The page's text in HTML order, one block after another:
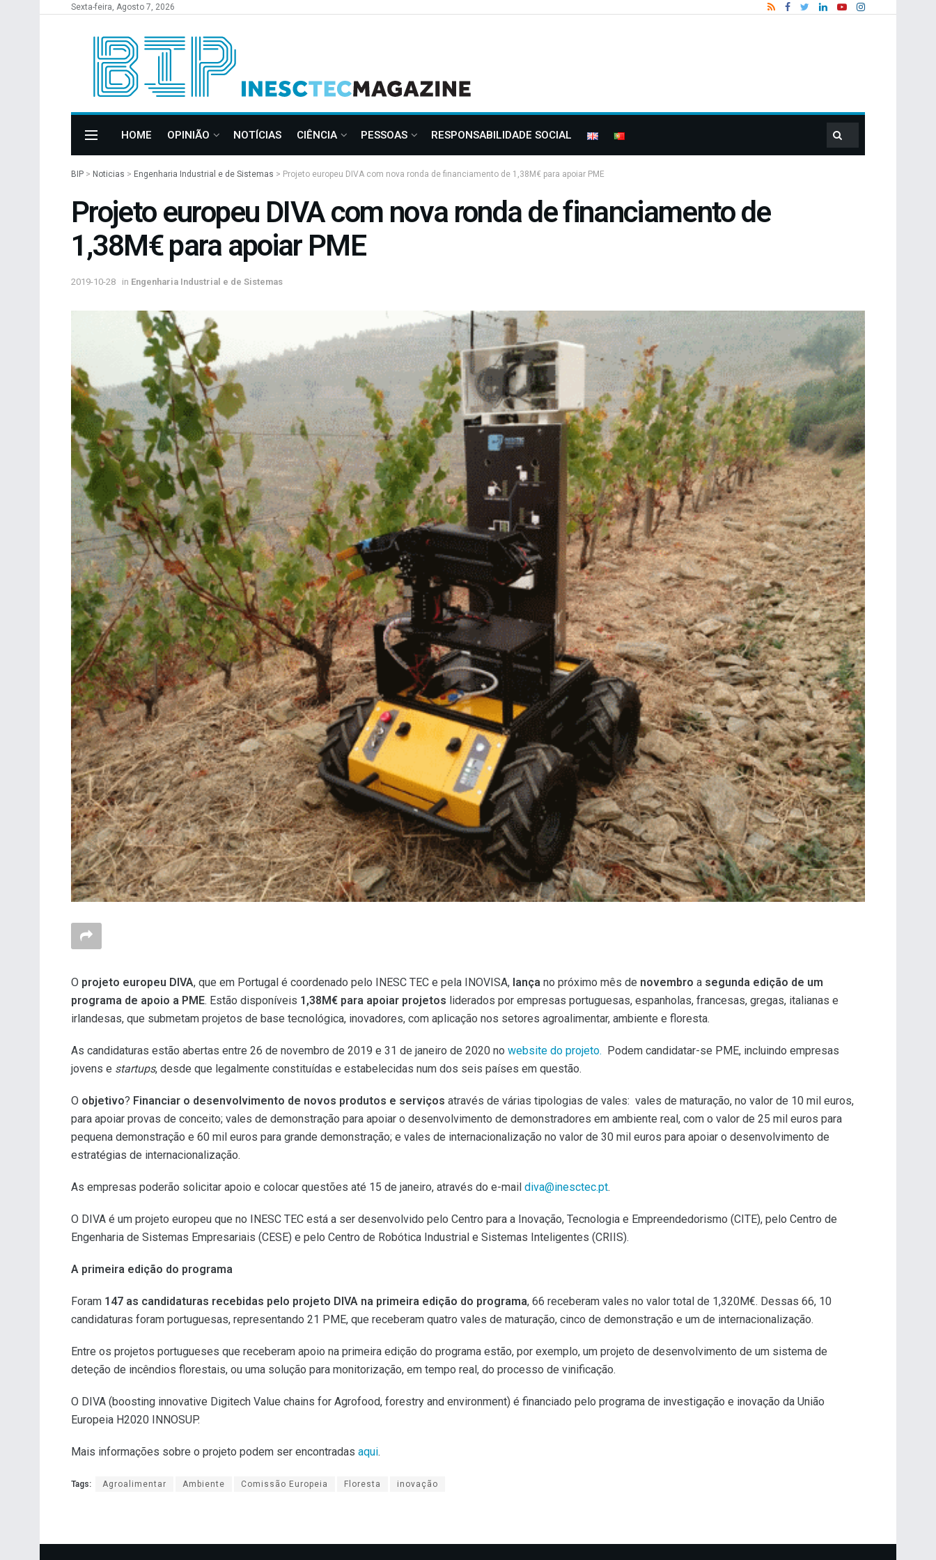
Sexta-feira, Agosto 7, 2026
HOME OPINIÃO NOTÍCIAS CIÊNCIA PESSOAS RESPONSABILIDADE SOCIAL
BIP > Noticias > Engenharia Industrial e de Sistemas > Projeto europeu DIVA com nova ronda de financiamento de 1,38M€ para apoiar PME
Projeto europeu DIVA com nova ronda de financiamento de
1,38M€ para apoiar PME
2019-10-28 in Engenharia Industrial e de Sistemas
O projeto europeu DIVA, que em Portugal é coordenado pelo INESC TEC e pela INOVISA, lança no próximo mês de novembro a segunda edição de um
programa de apoio a PME. Estão disponíveis 1,38M€ para apoiar projetos liderados por empresas portuguesas, espanholas, francesas, gregas, italianas e
irlandesas, que submetam projetos de base tecnológica, inovadores, com aplicação nos setores agroalimentar, ambiente e floresta.
As candidaturas estão abertas entre 26 de novembro de 2019 e 31 de janeiro de 2020 no website do projeto. Podem candidatar-se PME, incluindo empresas
jovens e startups, desde que legalmente constituídas e estabelecidas num dos seis países em questão.
O objetivo? Financiar o desenvolvimento de novos produtos e serviços através de várias tipologias de vales: vales de maturação, no valor de 10 mil euros,
para apoiar provas de conceito; vales de demonstração para apoiar o desenvolvimento de demonstradores em ambiente real, com o valor de 25 mil euros para
pequena demonstração e 60 mil euros para grande demonstração; e vales de internacionalização no valor de 30 mil euros para apoiar o desenvolvimento de
estratégias de internacionalização.
As empresas poderão solicitar apoio e colocar questões até 15 de janeiro, através do e-mail diva@inesctec.pt.
O DIVA é um projeto europeu que no INESC TEC está a ser desenvolvido pelo Centro para a Inovação, Tecnologia e Empreendedorismo (CITE), pelo Centro de
Engenharia de Sistemas Empresariais (CESE) e pelo Centro de Robótica Industrial e Sistemas Inteligentes (CRIIS).
A primeira edição do programa
Foram 147 as candidaturas recebidas pelo projeto DIVA na primeira edição do programa, 66 receberam vales no valor total de 1,320M€. Dessas 66, 10
candidaturas foram portuguesas, representando 21 PME, que receberam quatro vales de maturação, cinco de demonstração e um de internacionalização.
Entre os projetos portugueses que receberam apoio na primeira edição do programa estão, por exemplo, um projeto de desenvolvimento de um sistema de
deteção de incêndios florestais, ou uma solução para monitorização, em tempo real, do processo de vinificação.
O DIVA (boosting innovative Digitech Value chains for Agrofood, forestry and environment) é financiado pelo programa de investigação e inovação da União
Europeia H2020 INNOSUP.
Mais informações sobre o projeto podem ser encontradas aqui.
Tags: Agroalimentar Ambiente Comissão Europeia Floresta inovação